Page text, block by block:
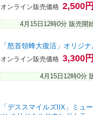
オンライン販売価格 2,500
4月15日12時0分 販売開
「怒首領蜂大復活」オリジ
オンライン販売価格 3,300
4月15日12時0分
「デススマイルズIIX」ミュ